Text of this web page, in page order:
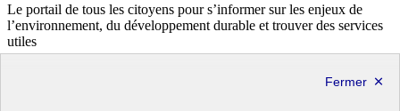
Le portail de tous les citoyens pour s’informer sur les enjeux de
l’environnement, du développement durable et trouver des services
utiles